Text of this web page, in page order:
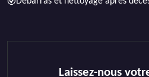
Laissez-nous